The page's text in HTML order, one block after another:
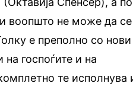
воопшто не може да се
е преполно со нови
госпоѓите и на
те исполнува